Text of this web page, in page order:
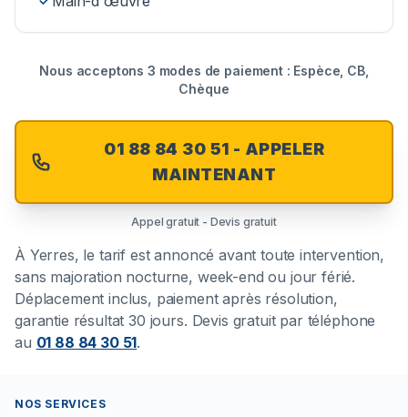
Nous acceptons 3 modes de paiement : Espèce, CB,
Chèque
01 88 84 30 51 - APPELER
MAINTENANT
Appel gratuit - Devis gratuit
À Yerres, le tarif est annoncé avant toute intervention,
sans majoration nocturne, week-end ou jour férié.
Déplacement inclus, paiement après résolution,
garantie résultat 30 jours. Devis gratuit par téléphone
au 01 88 84 30 51.
NOS SERVICES